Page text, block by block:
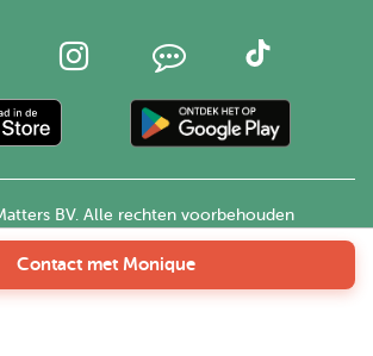
Contact met Monique
BV. Alle rechten voorbehouden